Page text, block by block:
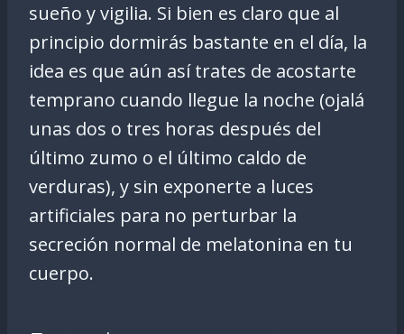
sueño y vigilia. Si bien es claro que al
principio dormirás bastante en el día, la
idea es que aún así trates de acostarte
temprano cuando llegue la noche (ojalá
unas dos o tres horas después del
último zumo o el último caldo de
verduras), y sin exponerte a luces
artificiales para no perturbar la
secreción normal de melatonina en tu
cuerpo.